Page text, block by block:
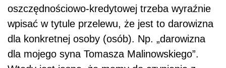
oszczędnościowo-kredytowej trzeba wyraźnie
wpisać w tytule przelewu, że jest to darowizna
dla konkretnej osoby (osób). Np. „darowizna
dla mojego syna Tomasza Malinowskiego”.